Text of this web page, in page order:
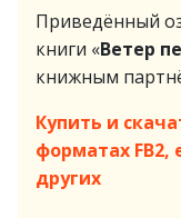
Приведённый
книги «Ветер
книжным
Купить и
форматах FB2,
других